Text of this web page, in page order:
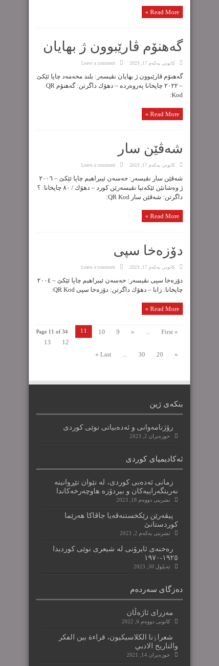
Read More »
گەهنۆم ڤارێبوون ژ بهایان
كانونی یه‌كه‌م 17, 2023 Leave a comment
گەهنۆم ڤارێبوون ژ بهایان نڤیسەر: بلند محەمەد چاپا ئێکێ
– ٢٠٢٢ چاپخانا پەروەردە – دهۆك داگرتن: گەهنۆم QR
Kod:
Read More »
شەڤێن سار
كانونی یه‌كه‌م 17, 2023 Leave a comment
شەڤێن سار نڤیسەر: حەسەن ئیبراهیم چاپا ئێکێ – ٢٠٠٦
ژ وەشانێن ئێکەتیا نڤیسەرێن کورد – دهۆك / ٨٠ چاپخانا: ؟
داگرتن: شەڤێن سار ‌QR Kod:
Read More »
دۆزەخا سپی
كانونی یه‌كه‌م 17, 2023 Leave a comment
دۆزەخا سپی نڤیسەر: حەسەن ئیبراهیم چاپا ئێکێ – ٢٠٠٤
چاپخانا: زانا – دهۆك داگرتن: دۆزەخا سپی QR Kod:
Read More »
Page 11 of 34 « First
...
«
9
10
11
12
13
»
20
30
...
Last »
بنکەی ژین
رۆژنامەوانی و ئەدەبیاتی نوێی کوردی
حوزه‌یران 2, 2023
ئەکادیمیای کوردی
زمانی ئەدەبی کوردی، لە نێوان تێڕوانینە
نەریتگەراییەکان و بیردۆزە هاوچەرخەکاندا
تشرینی دووه‌م 18, 2023
پیڤەرێن رێکخستنەڤەیا جاڤاکا هەرێما
کوردستانێ
تشرینی یه‌كه‌م 2, 2023
رەخنەی ئایرۆنی لە شیعری نوێی کوردیدا
١٩٢٥-١٩٧٠
ئه‌یلول 30, 2023
دەزگای سەردەم
مەزرای ئاژەڵان
كانونی دووه‌م 6, 2022
شعراٶنا الکلاسیکیون، قراءة بین الفکر
والتاریخ الادبي
حوزه‌یران 14, 2021